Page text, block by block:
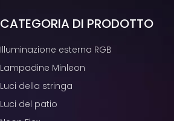
CATEGORIA DI PRODOTTO
Illuminazione esterna RGB
Lampadine Minleon
Luci della stringa
Luci del patio